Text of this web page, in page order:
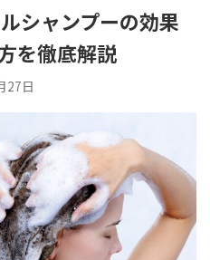
シャンプーの効果
を徹底解説
27日